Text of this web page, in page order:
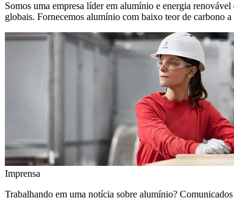
Somos uma empresa líder em alumínio e energia
globais. Fornecemos alumínio com baixo teor de carbono
Imprensa
Trabalhando em uma notícia sobre alumínio?